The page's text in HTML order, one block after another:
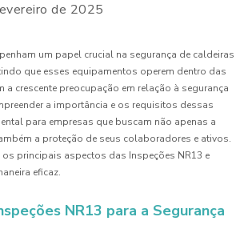
de 2025
um papel crucial na segurança de caldeiras
que esses equipamentos operem dentro das
a crescente preocupação em relação à segurança
a importância e os requisitos dessas
para empresas que buscam não apenas a
a proteção de seus colaboradores e ativos.
principais aspectos das Inspeções NR13 e
eficaz.
NR13 para a Segurança